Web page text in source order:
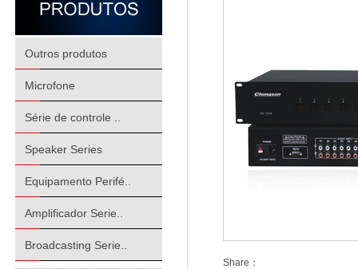
Outros produtos
Microfone
Série de controle ..
Speaker Series
Equipamento Perifé..
Amplificador Serie..
Broadcasting Serie..
Share：